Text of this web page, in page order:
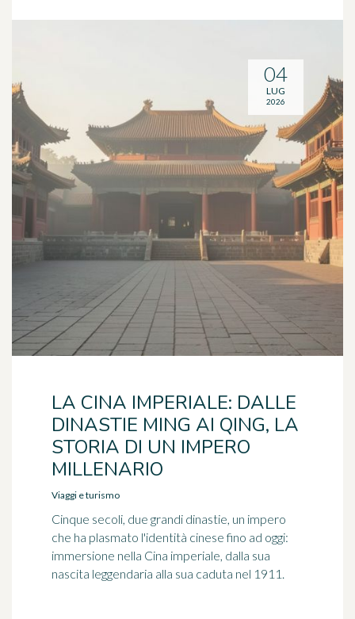
LA CINA IMPERIALE: DALLE
DINASTIE MING AI QING, LA
STORIA DI UN IMPERO
MILLENARIO
Viaggi e turismo
Cinque secoli, due grandi dinastie, un impero
che ha plasmato l'identità cinese fino ad oggi:
immersione nella Cina imperiale, dalla sua
nascita leggendaria alla sua caduta nel 1911.
04
LUG
2026